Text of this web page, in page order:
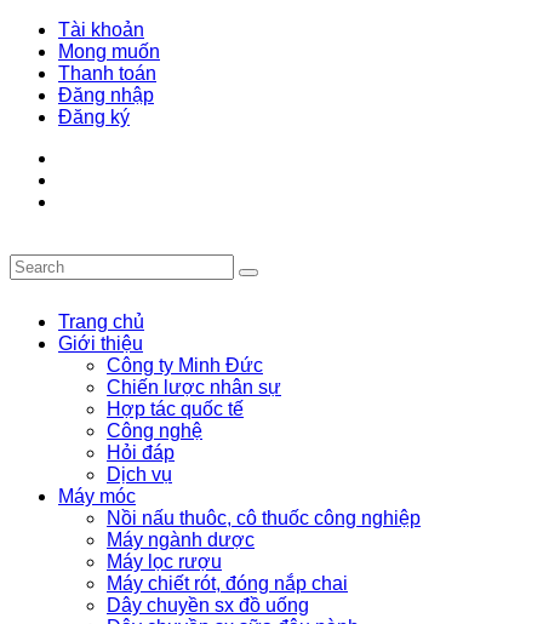
Tài khoản
Mong muốn
Thanh toán
Đăng nhập
Đăng ký
Trang chủ
Giới thiệu
Công ty Minh Đức
Chiến lược nhân sự
Hợp tác quốc tế
Công nghệ
Hỏi đáp
Dịch vụ
Máy móc
Nồi nấu thuôc, cô thuốc công nghiệp
Máy ngành dược
Máy lọc rượu
Máy chiết rót, đóng nắp chai
Dây chuyền sx đồ uống